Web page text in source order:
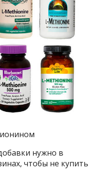
нужно в
чтобы не купить